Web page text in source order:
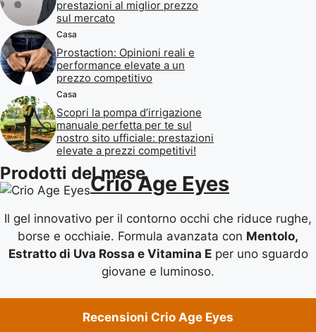
prestazioni al miglior prezzo
sul mercato
Casa
Prostaction: Opinioni reali e
performance elevate a un
prezzo competitivo
Casa
Scopri la pompa d’irrigazione
manuale perfetta per te sul
nostro sito ufficiale: prestazioni
elevate a prezzi competitivi!
Prodotti del meseCrio Age Eyes
Il gel innovativo per il contorno occhi che riduce rughe,
borse e occhiaie. Formula avanzata con Mentolo,
Estratto di Uva Rossa e Vitamina Eper uno sguardo
giovane e luminoso.
Recensioni Crio Age Eyes